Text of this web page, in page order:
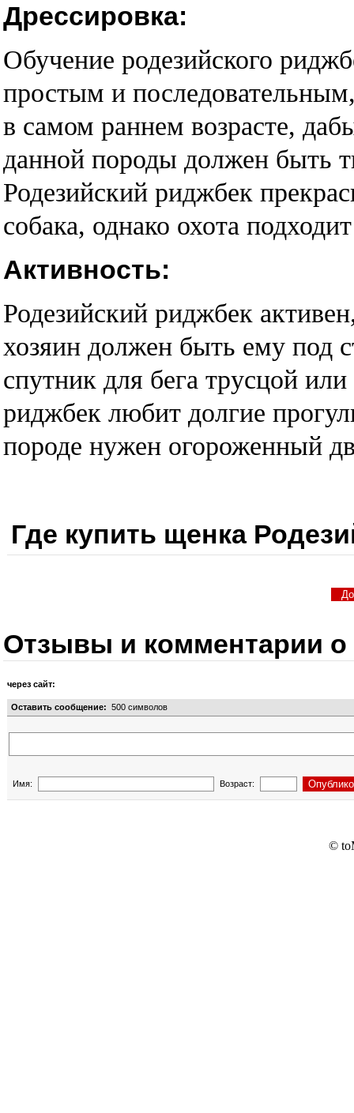
Дрессировка:
Обучение родезийского
простым и
в самом раннем возрасте,
данной породы должен быть
Родезийский риджбек
собака, однако охота
Активность:
Родезийский риджбек
хозяин должен быть ему под
спутник для бега трусцой
риджбек любит долгие
породе нужен огороженный
Где купить щенка
Отзывы и комментарии о
через сайт:
Оставить сообщение: 500 символов
Имя: Возраст:
©